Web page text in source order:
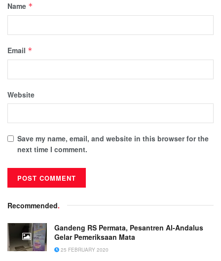
Name *
Email *
Website
Save my name, email, and website in this browser for the
next time I comment.
Recommended.
Gandeng RS Permata, Pesantren Al-Andalus
Gelar Pemeriksaan Mata
25 FEBRUARY 2020